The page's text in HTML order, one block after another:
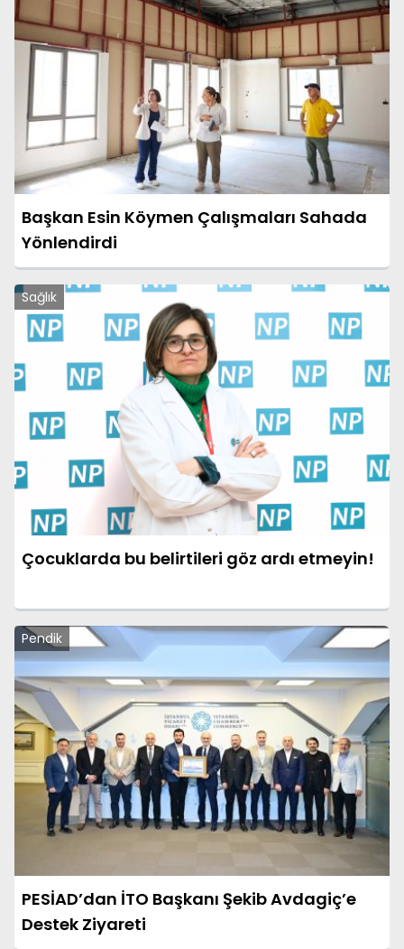
Başkan Esin Köymen Çalışmaları Sahada
Yönlendirdi
Sağlık
Çocuklarda bu belirtileri göz ardı etmeyin!
Pendik
PESİAD’dan İTO Başkanı Şekib Avdagiç’e
Destek Ziyareti